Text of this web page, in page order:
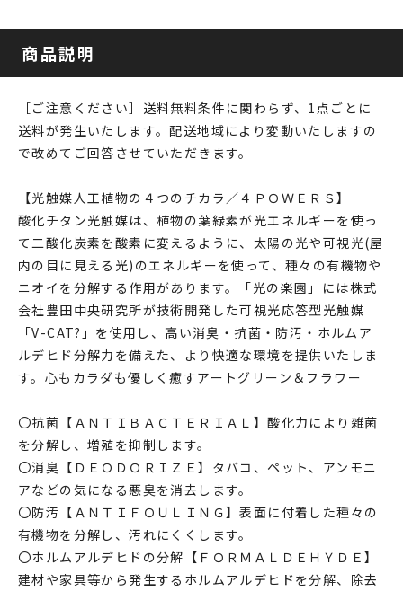
商品説明
［ご注意ください］送料無料条件に関わらず、1点ごとに
送料が発生いたします。配送地域により変動いたしますの
で改めてご回答させていただきます。
【光触媒人工植物の４つのチカラ／４ＰＯＷＥＲＳ】
酸化チタン光触媒は、植物の葉緑素が光エネルギーを使っ
て二酸化炭素を酸素に変えるように、太陽の光や可視光(屋
内の目に見える光)のエネルギーを使って、種々の有機物や
ニオイを分解する作用があります。「光の楽園」には株式
会社豊田中央研究所が技術開発した可視光応答型光触媒
「V-CAT?」を使用し、高い消臭・抗菌・防汚・ホルムア
ルデヒド分解力を備えた、より快適な環境を提供いたしま
す。心もカラダも優しく癒すアートグリーン＆フラワー
〇抗菌【ＡＮＴＩＢＡＣＴＥＲＩＡＬ】酸化力により雑菌
を分解し、増殖を抑制します。
〇消臭【ＤＥＯＤＯＲＩＺＥ】タバコ、ペット、アンモニ
アなどの気になる悪臭を消去します。
〇防汚【ＡＮＴＩＦＯＵＬＩＮＧ】表面に付着した種々の
有機物を分解し、汚れにくくします。
〇ホルムアルデヒドの分解【ＦＯＲＭＡＬＤＥＨＹＤＥ】
建材や家具等から発生するホルムアルデヒドを分解、除去